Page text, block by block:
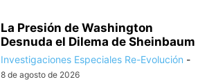
La Presión de Washington
Desnuda el Dilema de Sheinbaum
Investigaciones Especiales Re-Evolución -
8 de agosto de 2026